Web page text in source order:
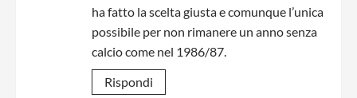
ha fatto la scelta giusta e comunque l’unica
possibile per non rimanere un anno senza
calcio come nel 1986/87.
Rispondi